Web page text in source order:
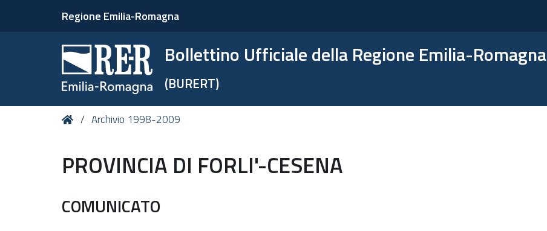
Regione Emilia-Romagna
Bollettino Ufficiale della Regione Emilia-Romagna
(BURERT)
Tu HomeArchivio 1998-2009
PROVINCIA DI FORLI'-CESENA
COMUNICATO